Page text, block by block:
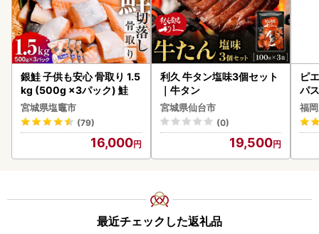
銀鮭 子供も安心 骨取り 1.5
kg (500g ×3パック) 鮭
宮城県塩竈市
(79)
16,000
利久 牛タン塩味3個セット
｜牛タン
宮城県仙台市
(0)
19,500
ピ
パ
福
最近チェックした返礼品